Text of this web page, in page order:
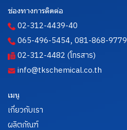
ช่องทางการติดต่อ
02-312-4439-40
065-496-5454, 081-868-9779
02-312-4482 (โทรสาร)
info@tkschemical.co.th
เมนู
เกี่ยวกับเรา
ผลิตภัณฑ์